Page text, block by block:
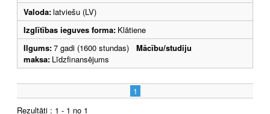
Valoda:latviešu (LV)
Izglītības ieguves forma: Klātiene
Ilgums:7 gadi (1600 stundas) Mācību/studiju
maksa: Līdzfinansējums
1
Rezultāti : 1 - 1 no 1